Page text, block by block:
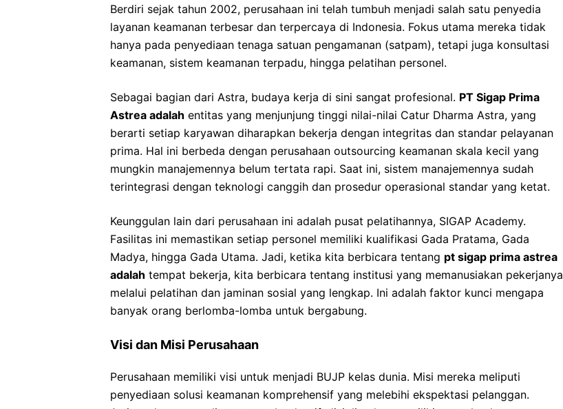
Berdiri sejak tahun 2002, perusahaan ini telah tumbuh menjadi salah satu penyedia
layanan keamanan terbesar dan terpercaya di Indonesia. Fokus utama mereka tidak
hanya pada penyediaan tenaga satuan pengamanan (satpam), tetapi juga konsultasi
keamanan, sistem keamanan terpadu, hingga pelatihan personel.
Sebagai bagian dari Astra, budaya kerja di sini sangat profesional. PT Sigap Prima
Astrea adalah entitas yang menjunjung tinggi nilai-nilai Catur Dharma Astra, yang
berarti setiap karyawan diharapkan bekerja dengan integritas dan standar pelayanan
prima. Hal ini berbeda dengan perusahaan outsourcing keamanan skala kecil yang
mungkin manajemennya belum tertata rapi. Saat ini, sistem manajemennya sudah
terintegrasi dengan teknologi canggih dan prosedur operasional standar yang ketat.
Keunggulan lain dari perusahaan ini adalah pusat pelatihannya, SIGAP Academy.
Fasilitas ini memastikan setiap personel memiliki kualifikasi Gada Pratama, Gada
Madya, hingga Gada Utama. Jadi, ketika kita berbicara tentang pt sigap prima astrea
adalah tempat bekerja, kita berbicara tentang institusi yang memanusiakan pekerjanya
melalui pelatihan dan jaminan sosial yang lengkap. Ini adalah faktor kunci mengapa
banyak orang berlomba-lomba untuk bergabung.
Visi dan Misi Perusahaan
Perusahaan memiliki visi untuk menjadi BUJP kelas dunia. Misi mereka meliputi
penyediaan solusi keamanan komprehensif yang melebihi ekspektasi pelanggan.